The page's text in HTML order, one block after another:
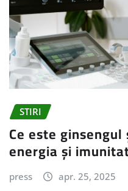
STIRI
Ce este
energia și
press apr. 25, 2025